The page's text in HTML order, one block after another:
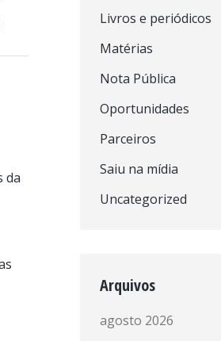
da
Livros e periódicos
Matérias
Nota Pública
Oportunidades
Parceiros
Saiu na mídia
Uncategorized
Arquivos
agosto 2026